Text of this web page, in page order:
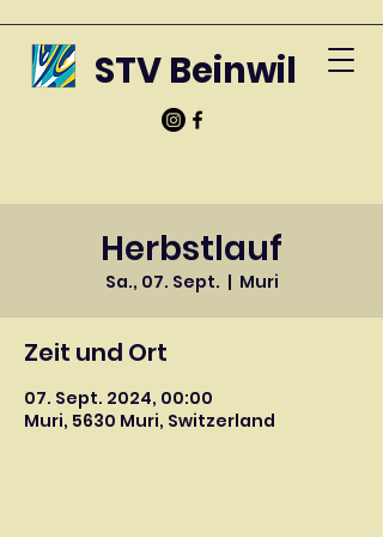
STV Beinwil
Herbstlauf
Sa., 07. Sept.
  |
Muri
Zeit und Ort
07. Sept. 2024, 00:00
Muri, 5630 Muri, Switzerland